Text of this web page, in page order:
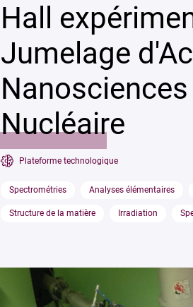
Hall
Jumelage
Nucléaire
Plateforme technologique
Spectrométries Analyses élémentaires
Structure de la matière Irradiation